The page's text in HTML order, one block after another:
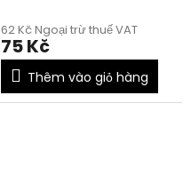
62 Kč Ngoại trừ thuế VAT
75 Kč
Thêm vào giỏ hàng